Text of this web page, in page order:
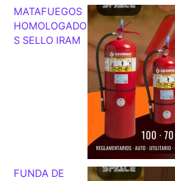
MATAFUEGOS
HOMOLOGADO
S SELLO IRAM
FUNDA DE